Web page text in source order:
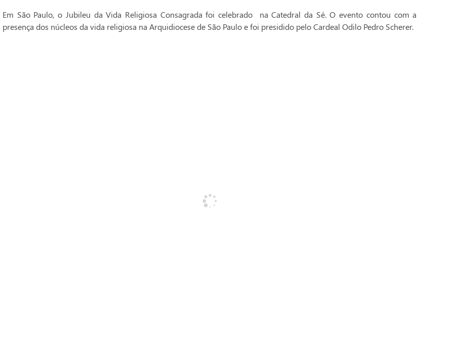
Em São Paulo, o Jubileu da Vida Religiosa Consagrada foi celebrado na Catedral da Sé. O evento contou com a
presença dos núcleos da vida religiosa na Arquidiocese de São Paulo e foi presidido pelo Cardeal Odilo Pedro Scherer.